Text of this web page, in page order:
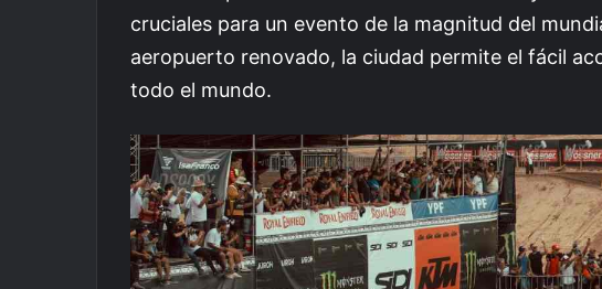
cruciales para un evento de la magnitud del
aeropuerto renovado, la ciudad permite el fácil
todo el mundo.